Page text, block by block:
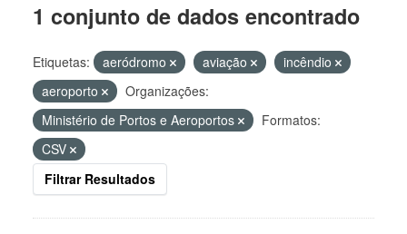
1 conjunto de dados encontrado
Etiquetas: aeródromo aviação
incêndio
aeroporto
Organizações:
Ministério de Portos e Aeroportos
Formatos:
CSV
Filtrar Resultados